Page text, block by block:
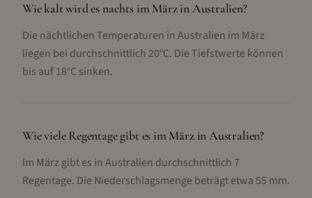
Wie kalt wird es nachts im März in Australien?
Die nächtlichen Temperaturen in Australien im März
liegen bei durchschnittlich 20°C. Die Tiefstwerte können
bis auf 18°C sinken.
Wie viele Regentage gibt es im März in Australien?
Im März gibt es in Australien durchschnittlich 7
Regentage. Die Niederschlagsmenge beträgt etwa 55 mm.